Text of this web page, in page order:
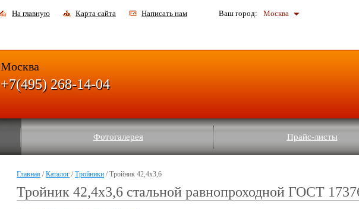
На главную Карта сайта Написать нам Ваш город: Москва
Фотогалерея Прайс-листы
Москва
+7(495) 268-14-04
Главная /Каталог /Тройники / Тройник 42,4x3,6
Тройник 42,4x3,6 стальной равнопроходной ГОСТ